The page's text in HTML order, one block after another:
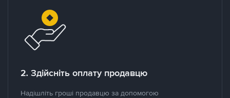
2. Здійсніть оплату продавцю
Надішліть гроші продавцю за допомогою